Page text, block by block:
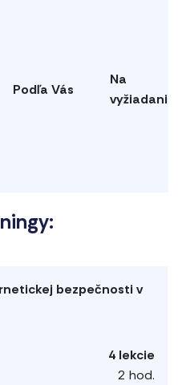
Podľa Vás
Na
vyžiadanie
4 lekcie
2 hod.